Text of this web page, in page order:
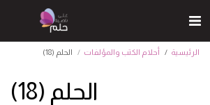
الرئيسية أحلام الكتب والمؤلفات الحلم (18)
الحلم (18)